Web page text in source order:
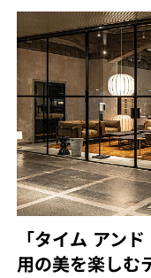
「タイム アンド
用の美を楽しむ